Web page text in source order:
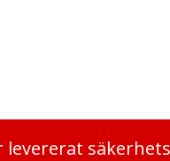
levererat